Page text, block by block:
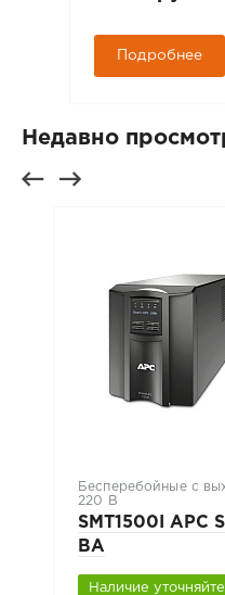
Подробнее
Недавно
Бесперебойные с
220 В
SMT1500I APC
ВА
Наличие уточняйте